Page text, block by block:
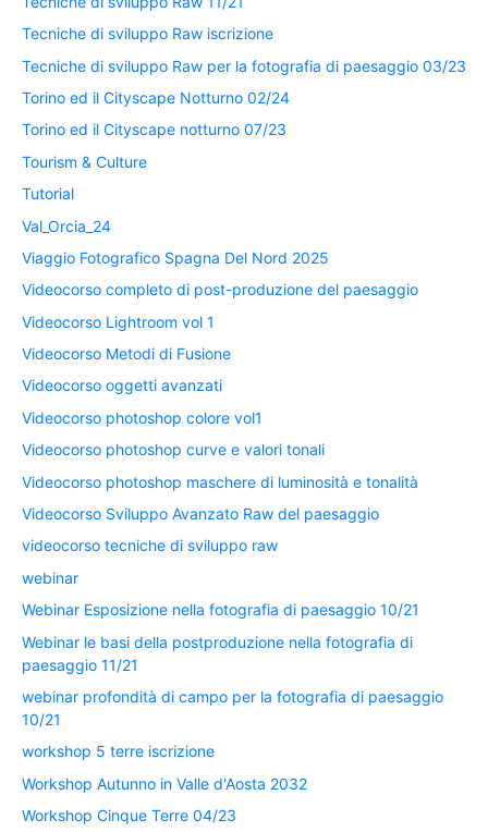
Tecniche di sviluppo Raw iscrizione
Tecniche di sviluppo Raw per la fotografia di paesaggio 03/23
Torino ed il Cityscape Notturno 02/24
Torino ed il Cityscape notturno 07/23
Tourism & Culture
Tutorial
Val_Orcia_24
Viaggio Fotografico Spagna Del Nord 2025
Videocorso completo di post-produzione del paesaggio
Videocorso Lightroom vol 1
Videocorso Metodi di Fusione
Videocorso oggetti avanzati
Videocorso photoshop colore vol1
Videocorso photoshop curve e valori tonali
Videocorso photoshop maschere di luminosità e tonalità
Videocorso Sviluppo Avanzato Raw del paesaggio
videocorso tecniche di sviluppo raw
webinar
Webinar Esposizione nella fotografia di paesaggio 10/21
Webinar le basi della postproduzione nella fotografia di
paesaggio 11/21
webinar profondità di campo per la fotografia di paesaggio
10/21
workshop 5 terre iscrizione
Workshop Autunno in Valle d'Aosta 2032
Workshop Cinque Terre 04/23